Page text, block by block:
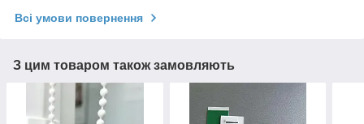
Всі умови повернення
З цим товаром також замовляють